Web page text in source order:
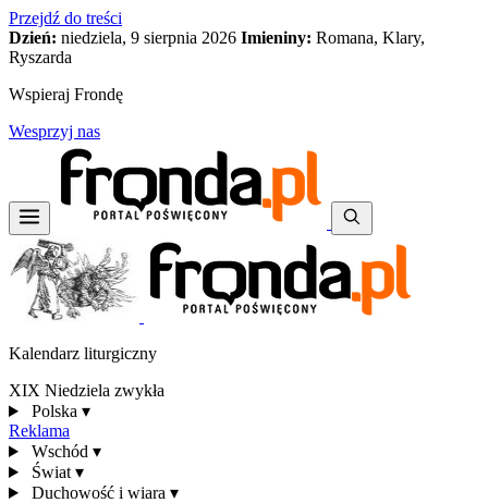
Przejdź do treści
Dzień: niedziela, 9 sierpnia 2026 Imieniny: Romana, Klary,
Ryszarda
Wspieraj Frondę
Wesprzyj nas
Kalendarz liturgiczny
XIX Niedziela zwykła
Polska ▾
Reklama
Wschód ▾
Świat ▾
Duchowość i wiara ▾